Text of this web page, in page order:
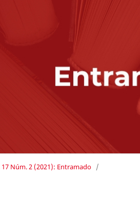
17 Núm. 2 (2021): Entramado /